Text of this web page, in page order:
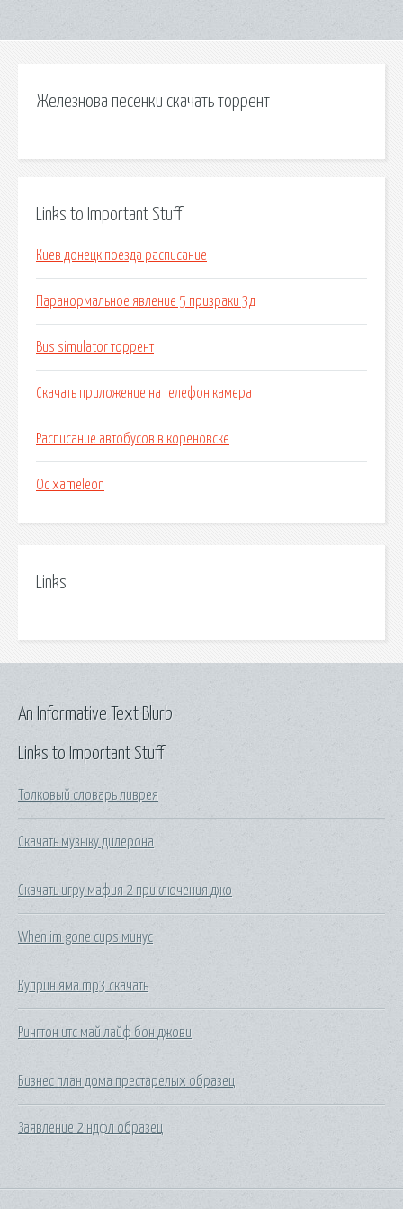
Железнова песенки скачать торрент
Links to Important Stuff
Киев донецк поезда расписание
Паранормальное явление 5 призраки 3д
Bus simulator торрент
Скачать приложение на телефон камера
Расписание автобусов в кореновске
Ос xameleon
Links
Links to Important Stuff
Толковый словарь ливрея
Скачать музыку дилерона
Скачать игру мафия 2 приключения джо
When im gone cups минус
Куприн яма mp3 скачать
Рингтон итс май лайф бон джови
Бизнес план дома престарелых образец
Заявление 2 ндфл образец
An Informative Text Blurb